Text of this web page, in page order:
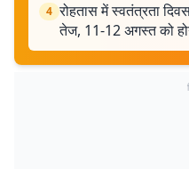
4 रोहतास में स्वतंत्रता
तेज, 11-12 अगस्त को